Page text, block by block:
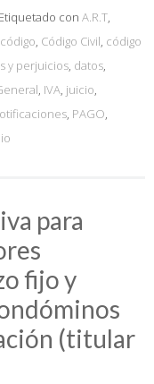
Etiquetado con A.R.T,
código, Código Civil, código
y perjuicios, datos,
, IVA, juicio,
, PAGO,
para
fijo y
(titular